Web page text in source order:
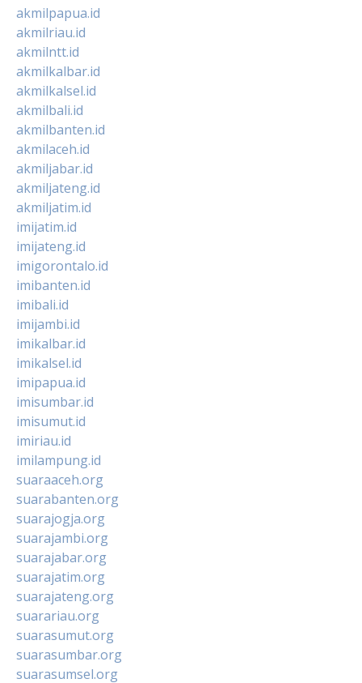
akmilpapua.id
akmilriau.id
akmilntt.id
akmilkalbar.id
akmilkalsel.id
akmilbali.id
akmilbanten.id
akmilaceh.id
akmiljabar.id
akmiljateng.id
akmiljatim.id
imijatim.id
imijateng.id
imigorontalo.id
imibanten.id
imibali.id
imijambi.id
imikalbar.id
imikalsel.id
imipapua.id
imisumbar.id
imisumut.id
imiriau.id
imilampung.id
suaraaceh.org
suarabanten.org
suarajogja.org
suarajambi.org
suarajabar.org
suarajatim.org
suarajateng.org
suarariau.org
suarasumut.org
suarasumbar.org
suarasumsel.org